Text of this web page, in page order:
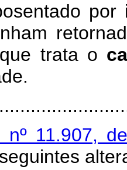
por
trata o
nº 11.907,